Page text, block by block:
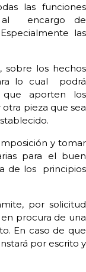
las funciones
al
encargo de
las
sobre los hechos
lo cual
podrá
aporten los
pieza que sea
y tomar
para el buen
de los
principios
por solicitud
procura de una
En caso de que
por escrito y